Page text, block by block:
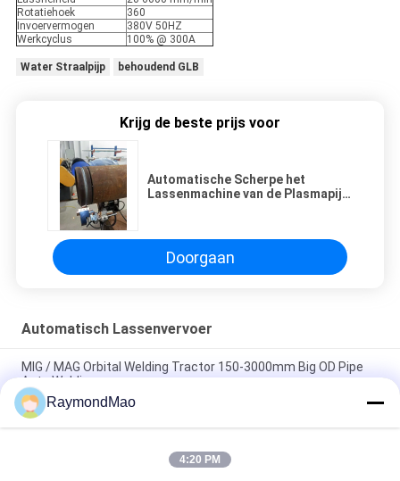
Rotatiehoek
360
Invoervermogen
380V 50HZ
Werkcyclus
100% @ 300A
Water Straalpijp behoudend GLB
Krijg de beste prijs voor
Automatische Scherpe het
Lassenmachine van de Plasmapijp
Doorgaan
Automatisch Lassenvervoer
MIG / MAG Orbital Welding Tractor 150-3000mm Big OD Pipe
Auto Welding
MIG Auto CO2 Welding Trolley Horizontaal spoor Welding
Tractor Stalen structuur
U-vormige dubbele laspistool MIG / MAG Automatische
RaymondMao
4:20 PM